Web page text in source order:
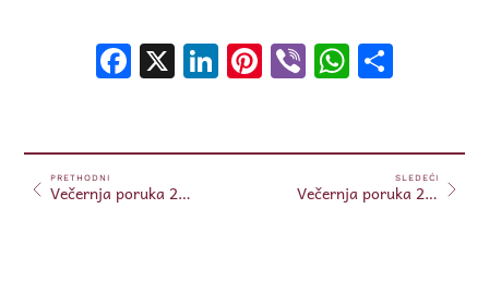
Facebook
X LinkedIn
Pinterest
Viber
PRETHODNI
Večernja poruka 24.11.2024.
SLEDEĆI
Večernja poruka 25.11.2024.